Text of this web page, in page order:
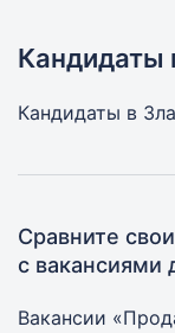
Кандидаты
Кандидаты в
Сравните
с вакансиями
Вакансии